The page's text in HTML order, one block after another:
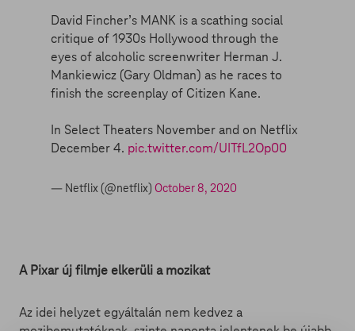
David Fincher’s MANK is a scathing social
critique of 1930s Hollywood through the
eyes of alcoholic screenwriter Herman J.
Mankiewicz (Gary Oldman) as he races to
finish the screenplay of Citizen Kane.
In Select Theaters November and on Netflix
December 4. pic.twitter.com/UITfL2Op00
— Netflix (@netflix) October 8, 2020
A Pixar új filmje elkerüli a mozikat
Az idei helyzet egyáltalán nem kedvez a